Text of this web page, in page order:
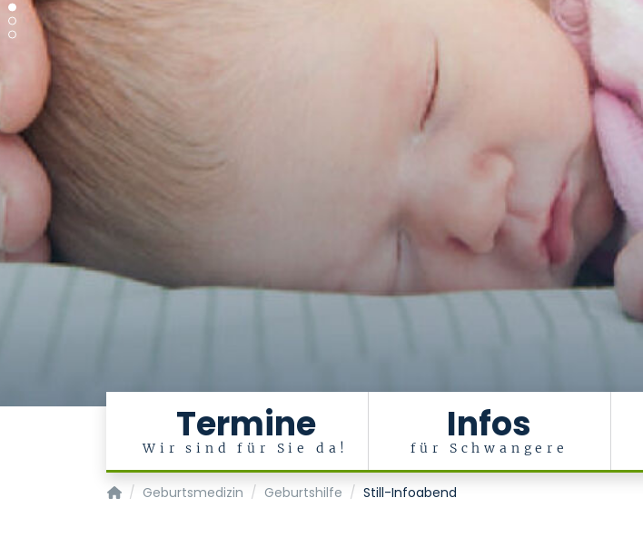
Termine
Wir sind für Sie da!
Infos
für Schwangere
Klinik für Gynäkologie und Geburtsmedizin
Geburtsmedizin Geburtshilfe Still-Infoabend